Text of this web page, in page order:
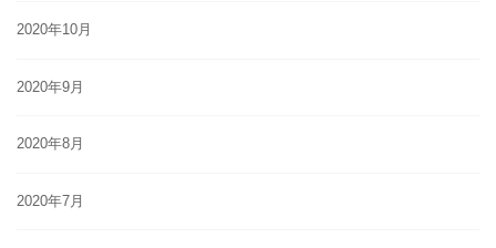
2020年10月
2020年9月
2020年8月
2020年7月